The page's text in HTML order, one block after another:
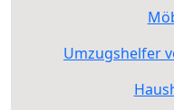
Umzugshelfer